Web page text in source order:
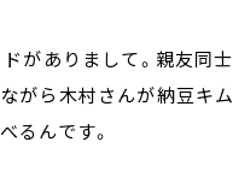
がありまして。親友同士
がら木村さんが納豆キム
るんです。